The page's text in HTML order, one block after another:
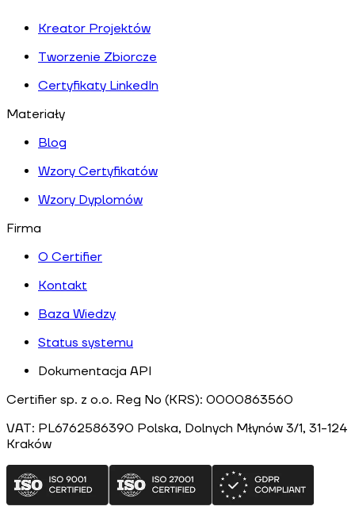
Kreator Projektów
Tworzenie Zbiorcze
Certyfikaty LinkedIn
Materiały
Blog
Wzory Certyfikatów
Wzory Dyplomów
Firma
O Certifier
Kontakt
Baza Wiedzy
Status systemu
Dokumentacja API
Certifier sp. z o.o. Reg No (KRS): 0000863560
VAT: PL6762586390 Polska, Dolnych Młynów 3/1, 31-124
Kraków